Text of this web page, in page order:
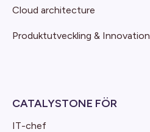
Cloud architecture
Produktutveckling & Innovation
CATALYSTONE FÖR
IT-chef